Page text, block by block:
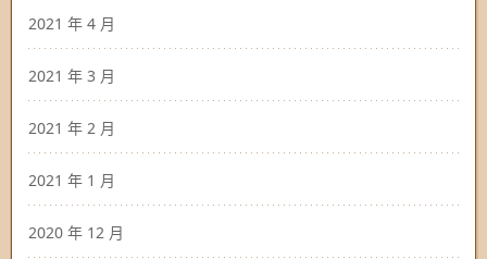
2021 年 4 月
2021 年 3 月
2021 年 2 月
2021 年 1 月
2020 年 12 月